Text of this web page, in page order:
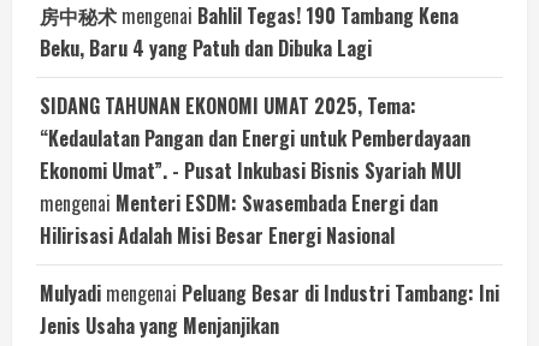
房中秘术 mengenai Bahlil Tegas! 190 Tambang Kena
Beku, Baru 4 yang Patuh dan Dibuka Lagi
SIDANG TAHUNAN EKONOMI UMAT 2025, Tema:
“Kedaulatan Pangan dan Energi untuk Pemberdayaan
Ekonomi Umat”. - Pusat Inkubasi Bisnis Syariah MUI
mengenai Menteri ESDM: Swasembada Energi dan
Hilirisasi Adalah Misi Besar Energi Nasional
Mulyadi mengenai Peluang Besar di Industri Tambang: Ini
Jenis Usaha yang Menjanjikan